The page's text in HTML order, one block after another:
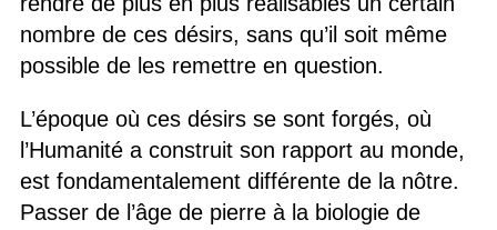
nombre de ces désirs, sans qu’il soit même
possible de les remettre en question.
L’époque où ces désirs se sont forgés, où
l’Humanité a construit son rapport au monde,
est fondamentalement différente de la nôtre.
Passer de l’âge de pierre à la biologie de